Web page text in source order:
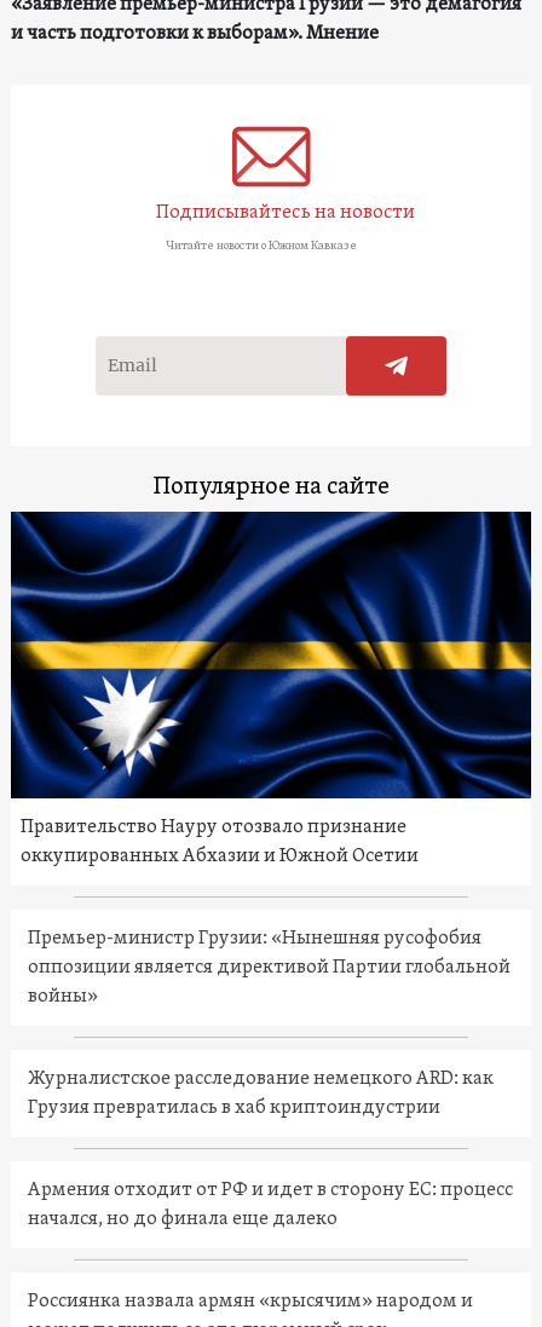
и часть подготовки к выборам». Мнение
Подписывайтесь на новости
Читайте новости о Южном Кавказе
Популярное на сайте
Правительство Науру отозвало признание
оккупированных Абхазии и Южной Осетии
Премьер-министр Грузии: «Нынешняя русофобия
оппозиции является директивой Партии глобальной
войны»
Журналистское расследование немецкого ARD: как
Грузия превратилась в хаб криптоиндустрии
Армения отходит от РФ и идет в сторону ЕС: процесс
начался, но до финала еще далеко
Россиянка назвала армян «крысячим» народом и